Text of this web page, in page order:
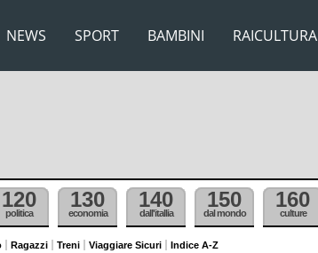
NEWS SPORT BAMBINI RAICULTURA
120
politica
130
economia
140
dall'itallia
150
dal mondo
160
culture
Ragazzi Treni Viaggiare Sicuri Indice A-Z